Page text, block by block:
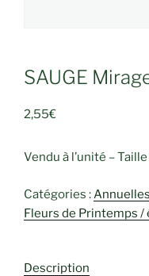
SAUGE
2,55€
Vendu à l’unité –
Catégories : Annuelles
Fleurs de Printemps /
Description